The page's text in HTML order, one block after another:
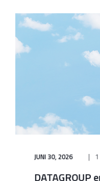
JUNI 30, 2026